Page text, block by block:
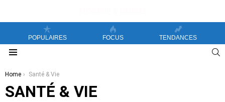
POPULAIRES FOCUS TENDANCES
You are here:
Home Santé & Vie
SANTÉ & VIE